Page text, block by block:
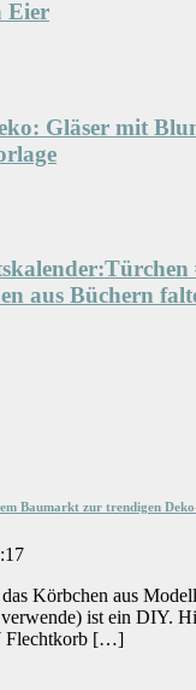
Eier
Gläser mit
aus Büchern
Baumarkt zur trendigen
Körbchen aus
ist ein DIY.
Flechtkorb […]